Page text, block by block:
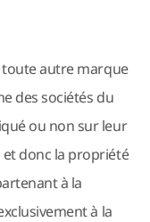
toute autre marque
des sociétés du
ou non sur leur
donc la propriété
à la
à la